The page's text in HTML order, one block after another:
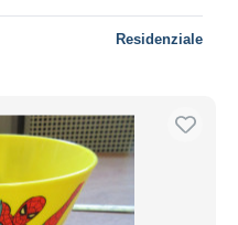
Residenziale